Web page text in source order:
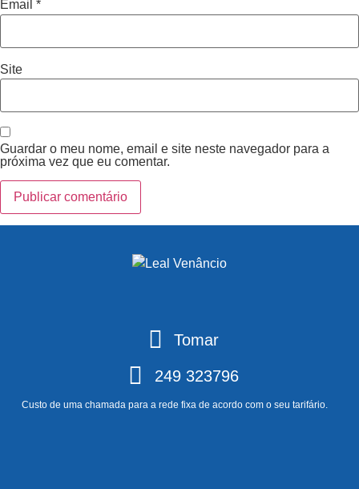
Email *
Site
Guardar o meu nome, email e site neste navegador para a
próxima vez que eu comentar.
Tomar
249 323796
Custo de uma chamada para a rede fixa de acordo com o seu tarifário.